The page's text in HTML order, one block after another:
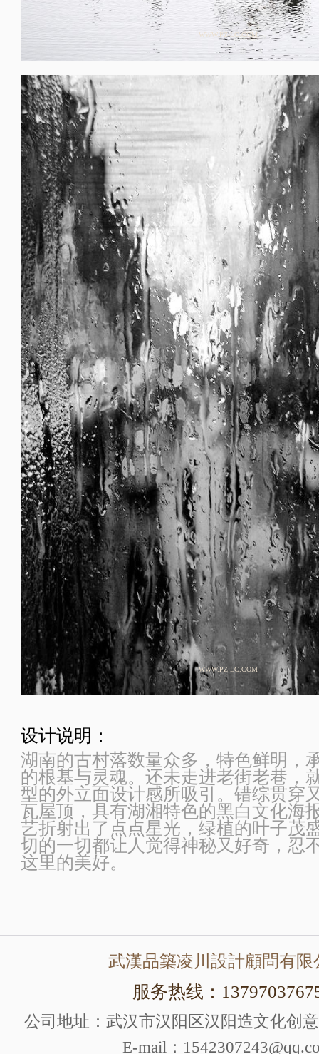
WWW.PZ-LC.COM
WWW.PZ-LC.COM
设计说明：
湖南的古村落数量众多，特色鲜明，
的根基与灵魂。还未走进老街老巷，
型的外立面设计感所吸引。错综贯穿
瓦屋顶，具有湖湘特色的黑白文化海
艺折射出了点点星光，绿植的叶子茂
切的一切都让人觉得神秘又好奇，忍
这里的美好。
武漢品築凌川設計顧問有限
服务热线：
公司地址：武汉市汉阳区汉阳造文化创
E-mail：